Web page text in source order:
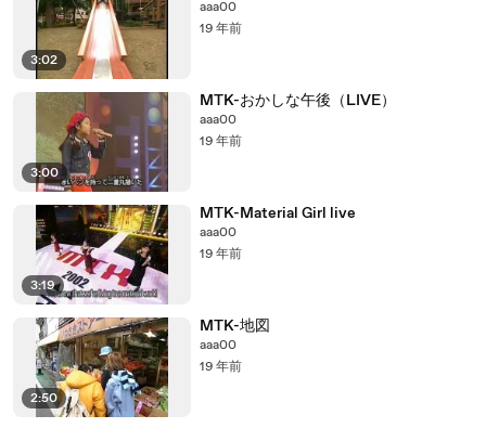
3:02
aaa00
19 年前
3:00
MTK-おかしな午後（LIVE）
aaa00
19 年前
3:19
MTK-Material Girl live
aaa00
19 年前
2:50
MTK-地図
aaa00
19 年前